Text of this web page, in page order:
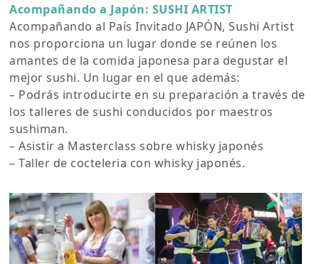
Acompañando a Japón: SUSHI ARTIST
Acompañando al País Invitado JAPÓN, Sushi Artist
nos proporciona un lugar donde se reúnen los
amantes de la comida japonesa para degustar el
mejor sushi. Un lugar en el que además:
– Podrás introducirte en su preparación a través de
los talleres de sushi conducidos por maestros
sushiman.
– Asistir a Masterclass sobre whisky japonés
– Taller de cocteleria con whisky japonés.